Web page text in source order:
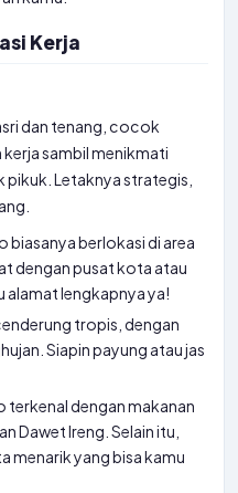
Kerja
dan tenang, cocok
sambil menikmati
pikuk. Letaknya strategis,
biasanya berlokasi di area
dengan pusat kota atau
alamat lengkapnya ya!
tropis, dengan
Siapin payung atau jas
terkenal dengan makanan
Dawet Ireng. Selain itu,
menarik yang bisa kamu